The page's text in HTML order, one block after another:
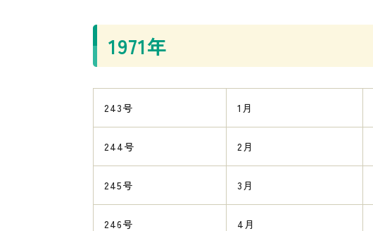
1971年
243号 1月
244号 2月
245号 3月
246号 4月